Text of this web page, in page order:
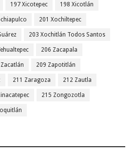
197 Xicotepec 198 Xicotlán
201 Xochiltepec
203 Xochitlán Todos Santos
206 Zacapala
209 Zapotitlán
211 Zaragoza 212 Zautla
215 Zongozotla